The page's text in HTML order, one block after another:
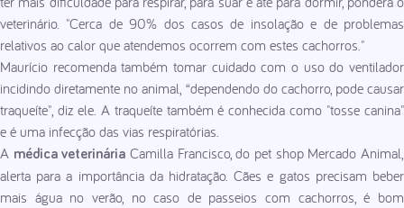
veterinário. "Cerca de 90% dos casos de insolação e de problemas
relativos ao calor que atendemos ocorrem com estes cachorros."
Maurício recomenda também tomar cuidado com o uso do ventilador
incidindo diretamente no animal, “dependendo do cachorro, pode causar
traqueíte", diz ele. A traqueíte também é conhecida como "tosse canina"
e é uma infecção das vias respiratórias.
A médica veterinária Camilla Francisco, do pet shop Mercado Animal,
alerta para a importância da hidratação. Cães e gatos precisam beber
mais água no verão, no caso de passeios com cachorros, é bom